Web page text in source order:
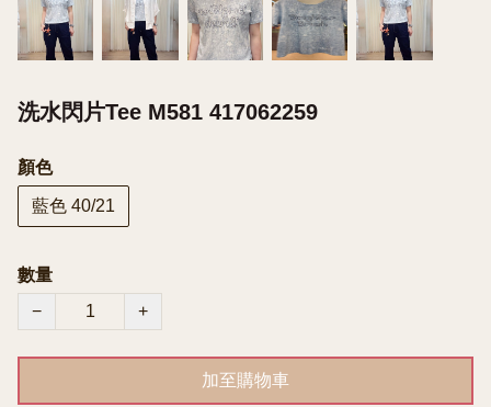
洗水閃片Tee M581 417062259
顏色
藍色 40/21
數量
−
+
加至購物車